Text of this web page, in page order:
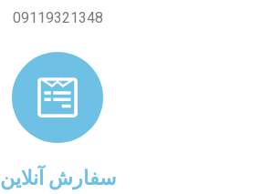
09119321348
سفارش آنلاین